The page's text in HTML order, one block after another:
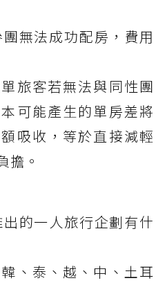
無法成功配房，費用
旅客若無法與同性團
可能產生的單房差將
吸收，等於直接減輕
擔。
的一人旅行企劃有什
、泰、越、中、土耳